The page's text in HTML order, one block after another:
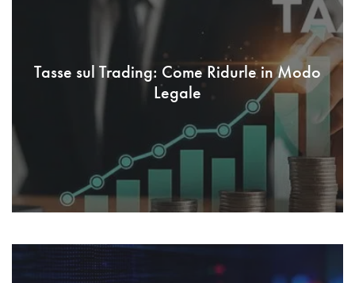
Tasse sul Trading: Come Ridurle in Modo
Legale